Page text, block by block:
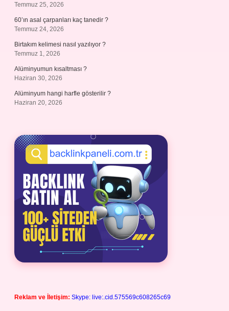
Temmuz 25, 2026
60’ın asal çarpanları kaç tanedir ?
Temmuz 24, 2026
Birtakım kelimesi nasıl yazılıyor ?
Temmuz 1, 2026
Alüminyumun kısaltması ?
Haziran 30, 2026
Alüminyum hangi harfle gösterilir ?
Haziran 20, 2026
Reklam ve İletişim: Skype: live:.cid.575569c608265c69